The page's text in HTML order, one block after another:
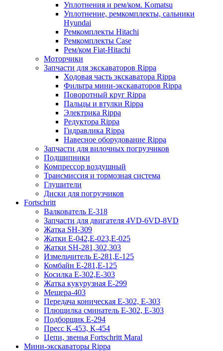
Уплотнения и рем/ком. Komatsu
Уплотнение, ремкомплекты, сальники
Hyundai
Ремкомплекты Hitachi
Ремкомплекты Case
Рем/ком Fiat-Hitachi
Моторчики
Запчасти для экскаваторов Rippa
Ходовая часть экскаватора Rippa
Фильтра мини-экскаваторов Rippa
Поворотный круг Rippa
Пальцы и втулки Rippa
Электрика Rippa
Редуктора Rippa
Гидравлика Rippa
Навесное оборудование Rippa
Запчасти для вилочных погрузчиков
Подшипники
Компрессор воздушный
Трансмиссия и тормозная система
Глушители
Диски для погрузчиков
Fortschritt
Валкователь Е-318
Запчасти для двигателя 4VD-6VD-8VD
Жатка SH-309
Жатки Е-042,Е-023,Е-025
Жатки SH-281,302,303
Измельчитель Е-281,Е-125
Комбайн Е-281,Е-125
Косилка Е-302,Е-303
Жатка кукурузная Е-299
Мещера-403
Передача коническая Е-302, Е-303
Плющилка сминатель Е-302, Е-303
Подборщик Е-294
Пресс К-453, К-454
Цепи, звенья Fortschritt Maral
Мини-экскаваторы Rippa